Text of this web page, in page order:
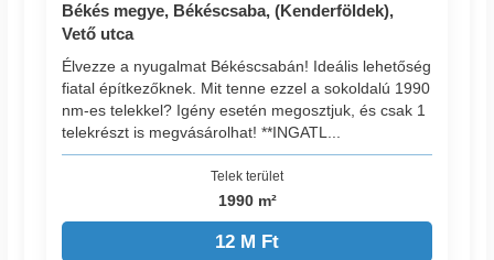
Békés megye, Békéscsaba, (Kenderföldek),
Vető utca
Élvezze a nyugalmat Békéscsabán! Ideális lehetőség
fiatal építkezőknek. Mit tenne ezzel a sokoldalú 1990
nm-es telekkel? Igény esetén megosztjuk, és csak 1
telekrészt is megvásárolhat! **INGATL...
Telek terület
1990 m²
12 M Ft